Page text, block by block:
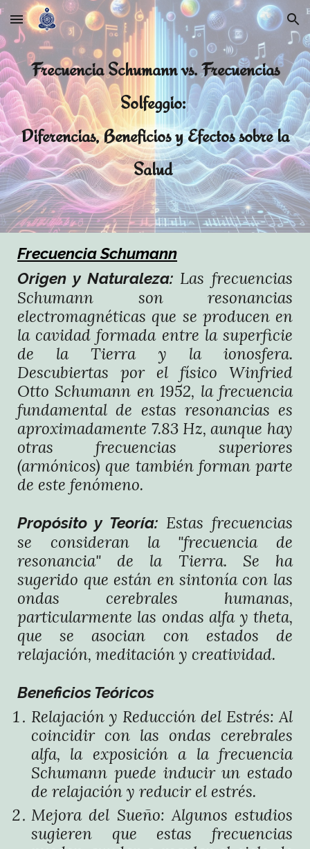
Skip to main content Skip to navigation
Frecuencia Schumann vs. Frecuencias
Solfeggio:
Diferencias, Beneficios y Efectos sobre la
Salud
Frecuencia Schumann
Origen y Naturaleza: Las frecuencias
Schumann son resonancias
electromagnéticas que se producen en
la cavidad formada entre la superficie
de la Tierra y la ionosfera.
Descubiertas por el físico Winfried
Otto Schumann en 1952, la frecuencia
fundamental de estas resonancias es
aproximadamente 7.83 Hz, aunque hay
otras frecuencias superiores
(armónicos) que también forman parte
de este fenómeno.
Propósito y Teoría: Estas frecuencias
se consideran la "frecuencia de
resonancia" de la Tierra. Se ha
sugerido que están en sintonía con las
ondas cerebrales humanas,
particularmente las ondas alfa y theta,
que se asocian con estados de
relajación, meditación y creatividad.
Beneficios Teóricos
Relajación y Reducción del Estrés: Al
coincidir con las ondas cerebrales
alfa, la exposición a la frecuencia
Schumann puede inducir un estado
de relajación y reducir el estrés.
Mejora del Sueño: Algunos estudios
sugieren que estas frecuencias